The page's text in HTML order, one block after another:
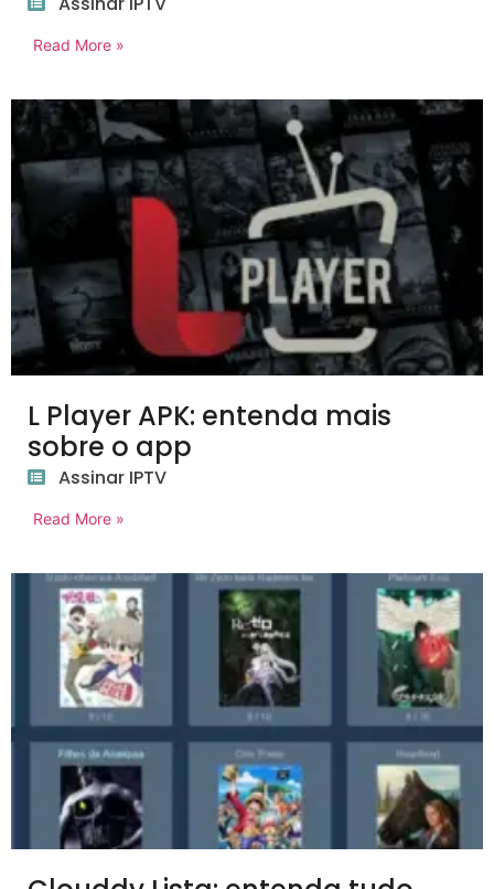
Read More »
L Player APK: entenda mais
sobre o app
Assinar IPTV
Read More »